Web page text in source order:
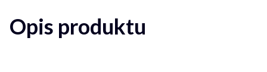
Opis produktu